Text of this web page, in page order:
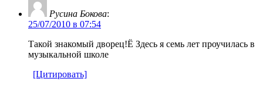
Русина Бокова:
25/07/2010 в 07:54
Такой знакомый дворец!Ё Здесь я семь лет проучилась в
музыкальной школе
[Цитировать]